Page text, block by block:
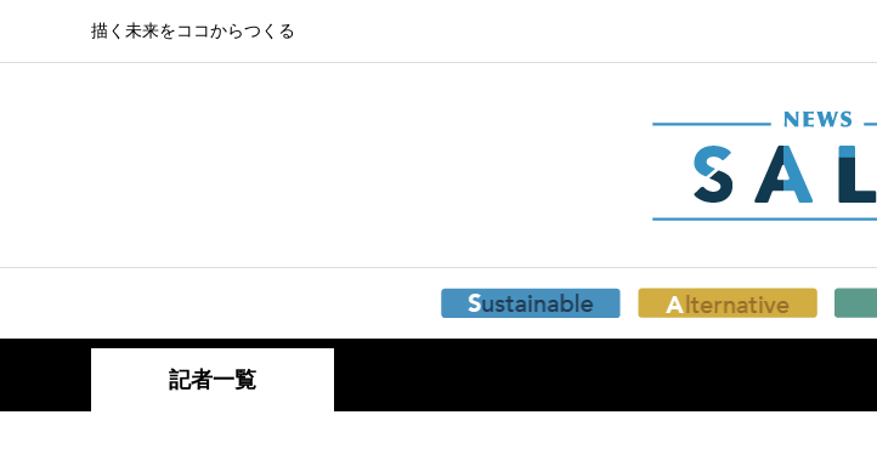
描く未来をココからつくる
記者一覧